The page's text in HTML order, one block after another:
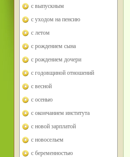
с выпускным
с уходом на пенсию
с летом
с рождением сына
с рождением дочери
с годовщиной отношений
с весной
с осенью
с окончанием института
с новой зарплатой
с новосельем
с беременностью